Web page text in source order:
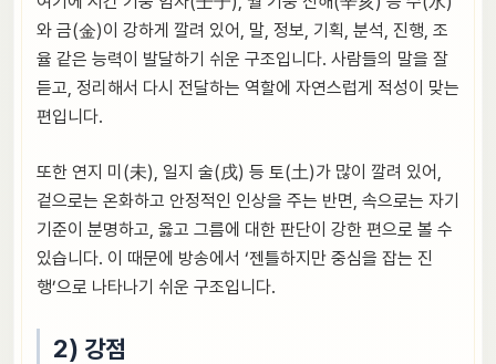
와 금(金)이 강하게 깔려 있어, 말, 정보, 기획, 분석, 진행, 조
율 같은 능력이 발달하기 쉬운 구조입니다. 사람들의 말을 잘
듣고, 정리해서 다시 전달하는 역할에 자연스럽게 적성이 맞는
편입니다.
또한 연지 미(未), 일지 술(戌) 등 토(土)가 많이 깔려 있어,
겉으로는 온화하고 안정적인 인상을 주는 반면, 속으로는 자기
기준이 분명하고, 옳고 그름에 대한 판단이 강한 편으로 볼 수
있습니다. 이 때문에 방송에서 ‘젠틀하지만 중심을 잡는 진
행’으로 나타나기 쉬운 구조입니다.
2) 강점